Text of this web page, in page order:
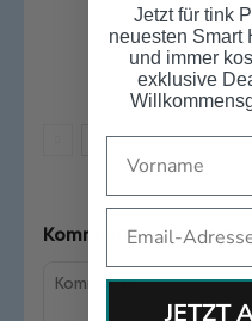
Bridge
konnte
Kommentiere den
Jetzt für tink
neuesten Smart
und immer
exklusive
JETZT